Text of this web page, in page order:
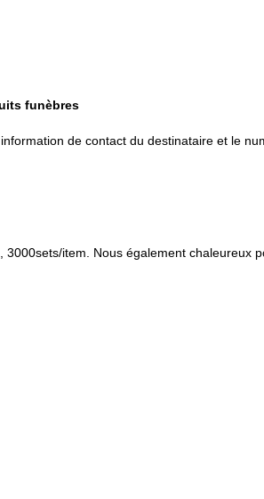
funèbres
de contact du destinataire et le
item. Nous également chaleureux